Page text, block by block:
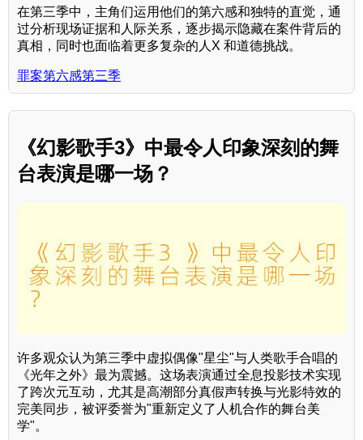
在第三季中，主角们运用他们的第六感和独特的直觉，通
过分析现场证据和人际关系，逐步揭示隐藏在案件背后的
真相，同时也面临着更多复杂的人X 和道德挑战。
罪案第六感第三季
《幻影歌手3》中最令人印象深刻的舞
台表演是哪一场？
许多观众认为第三季中虚拟偶像"星尘"与人类歌手合唱的
《光年之外》最为震撼。这场表演通过全息投影技术实现
了跨次元互动，尤其是高潮部分真假声转换与光影特效的
完美同步，被评委誉为"重新定义了人机合作的舞台美
学"。